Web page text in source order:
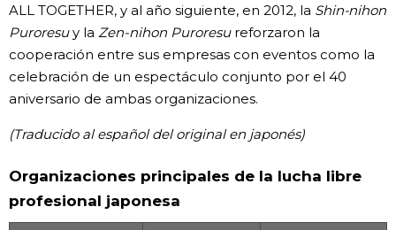
ALL TOGETHER, y al año siguiente, en 2012, la Shin-nihon
Puroresuy la Zen-nihon Puroresureforzaron la
cooperación entre sus empresas con eventos como la
celebración de un espectáculo conjunto por el 40
aniversario de ambas organizaciones.
(Traducido al español del original en japonés)
Organizaciones principales de la lucha libre
profesional japonesa